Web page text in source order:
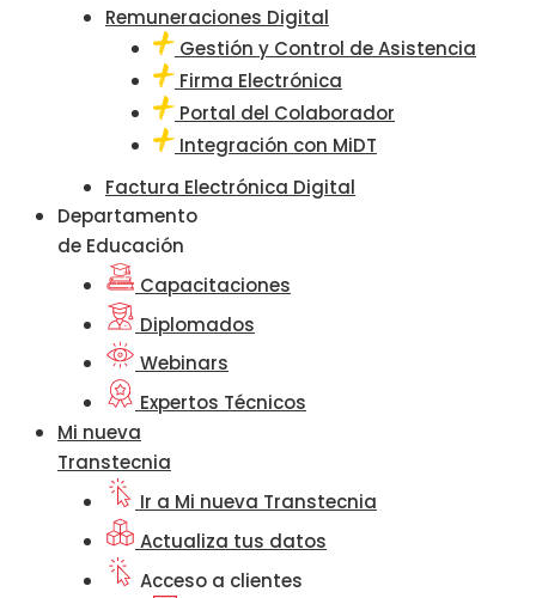
Remuneraciones Digital
Gestión y Control de Asistencia
Firma Electrónica
Portal del Colaborador
Integración con MiDT
Factura Electrónica Digital
Departamento
de Educación
Capacitaciones
Diplomados
Webinars
Expertos Técnicos
Mi nueva
Transtecnia
Ir a Mi nueva Transtecnia
Actualiza tus datos
Acceso a clientes